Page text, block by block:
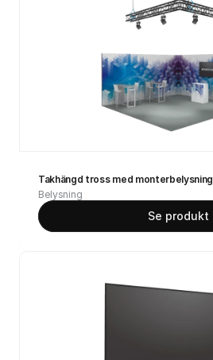
Takhängd tross med monterbelysning
Belysning
Se produkt